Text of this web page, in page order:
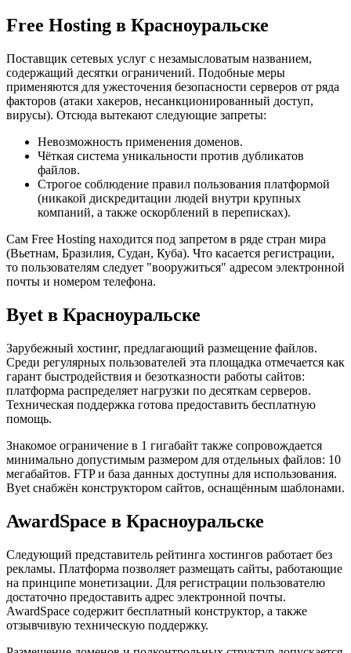
Free Hosting в Красноуральске
Поставщик сетевых услуг с незамысловатым названием,
содержащий десятки ограничений. Подобные меры
применяются для ужесточения безопасности серверов от ряда
факторов (атаки хакеров, несанкционированный доступ,
вирусы). Отсюда вытекают следующие запреты:
Невозможность применения доменов.
Чёткая система уникальности против дубликатов
файлов.
Строгое соблюдение правил пользования платформой
(никакой дискредитации людей внутри крупных
компаний, а также оскорблений в переписках).
Сам Free Hosting находится под запретом в ряде стран мира
(Вьетнам, Бразилия, Судан, Куба). Что касается регистрации,
то пользователям следует "вооружиться" адресом электронной
почты и номером телефона.
Byet в Красноуральске
Зарубежный хостинг, предлагающий размещение файлов.
Среди регулярных пользователей эта площадка отмечается как
гарант быстродействия и безотказности работы сайтов:
платформа распределяет нагрузки по десяткам серверов.
Техническая поддержка готова предоставить бесплатную
помощь.
Знакомое ограничение в 1 гигабайт также сопровождается
минимально допустимым размером для отдельных файлов: 10
мегабайтов. FTP и база данных доступны для использования.
Byet снабжён конструктором сайтов, оснащённым шаблонами.
AwardSpace в Красноуральске
Следующий представитель рейтинга хостингов работает без
рекламы. Платформа позволяет размещать сайты, работающие
на принципе монетизации. Для регистрации пользователю
достаточно предоставить адрес электронной почты.
AwardSpace содержит бесплатный конструктор, а также
отзывчивую техническую поддержку.